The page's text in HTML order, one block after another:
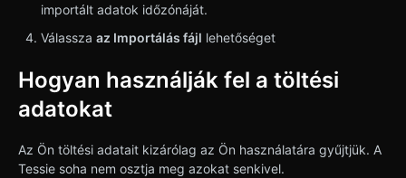
importált adatok időzónáját.
Válassza az Importálás fájl lehetőséget
Hogyan használják fel a töltési
adatokat
Az Ön töltési adatait kizárólag az Ön használatára gyűjtjük. A
Tessie soha nem osztja meg azokat senkivel.